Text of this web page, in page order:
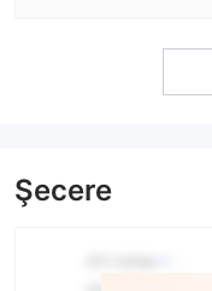
Şecere